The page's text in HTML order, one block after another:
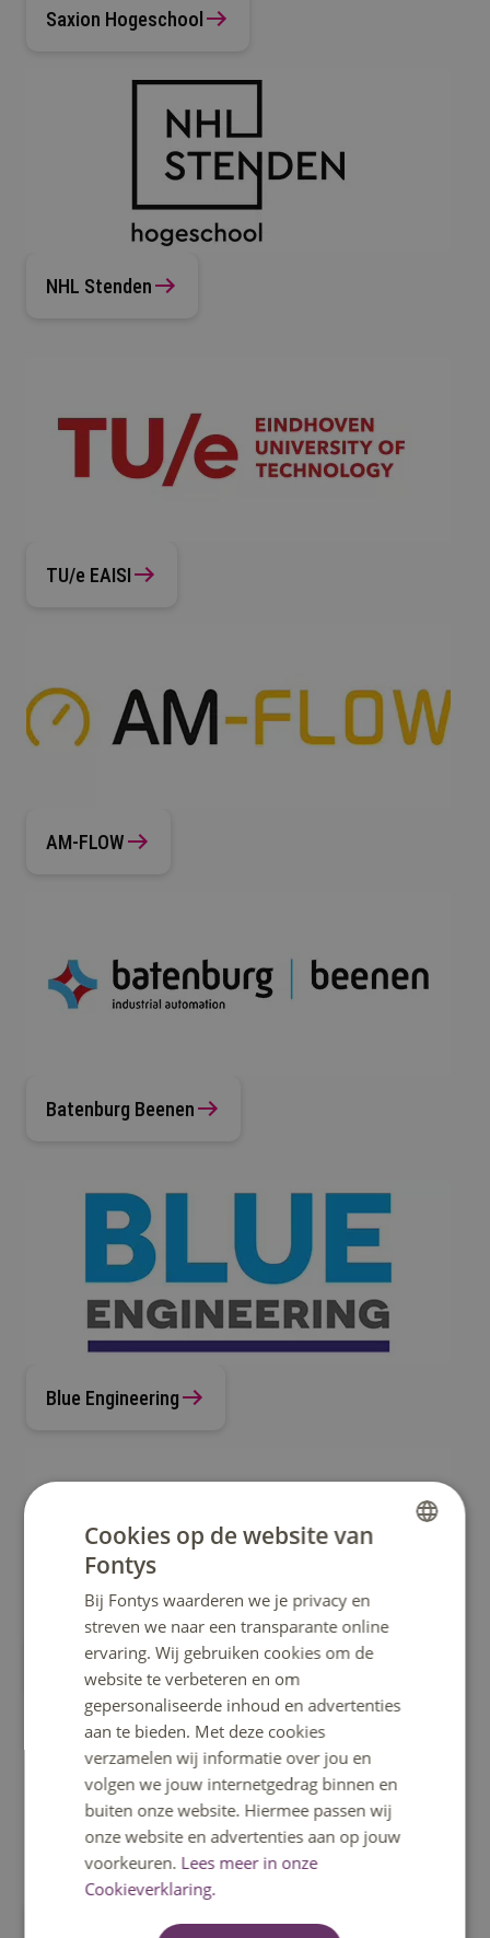
Saxion Hogeschool
NHL Stenden
TU/e EAISI
AM-FLOW
Batenburg Beenen
Blue Engineering
Mythronics
Smith Advies & Consultancy
Cookies op de website van
Fontys
Bij Fontys waarderen we je privacy en
streven we naar een transparante online
ervaring. Wij gebruiken cookies om de
website te verbeteren en om
gepersonaliseerde inhoud en advertenties
aan te bieden. Met deze cookies
verzamelen wij informatie over jou en
volgen we jouw internetgedrag binnen en
buiten onze website. Hiermee passen wij
onze website en advertenties aan op jouw
voorkeuren. Lees meer in onze
Cookieverklaring.